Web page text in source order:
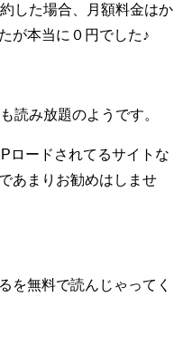
した場合、月額料金はか
が本当に０円でした♪
読み放題のようです。
ロードされてるサイトな
あまりお勧めはしませ
を無料で読んじゃってく